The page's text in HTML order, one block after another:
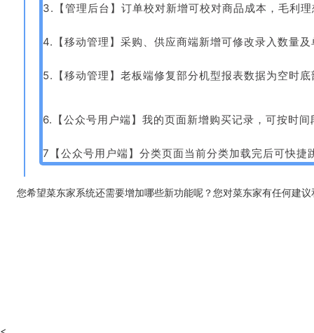
3.【管理后台】订单校对新增可校对商品成本，毛利
4.【移动管理】采购、供应商端新增可修改录入数量及
5.【移动管理】老板端修复部分机型报表数据为空时
6.【公众号用户端】我的页面新增购买记录，可按时
7【公众号用户端】分类页面当前分类加载完后可快捷
您希望菜东家系统还需要增加哪些新功能呢？您对菜东家有任何建
<